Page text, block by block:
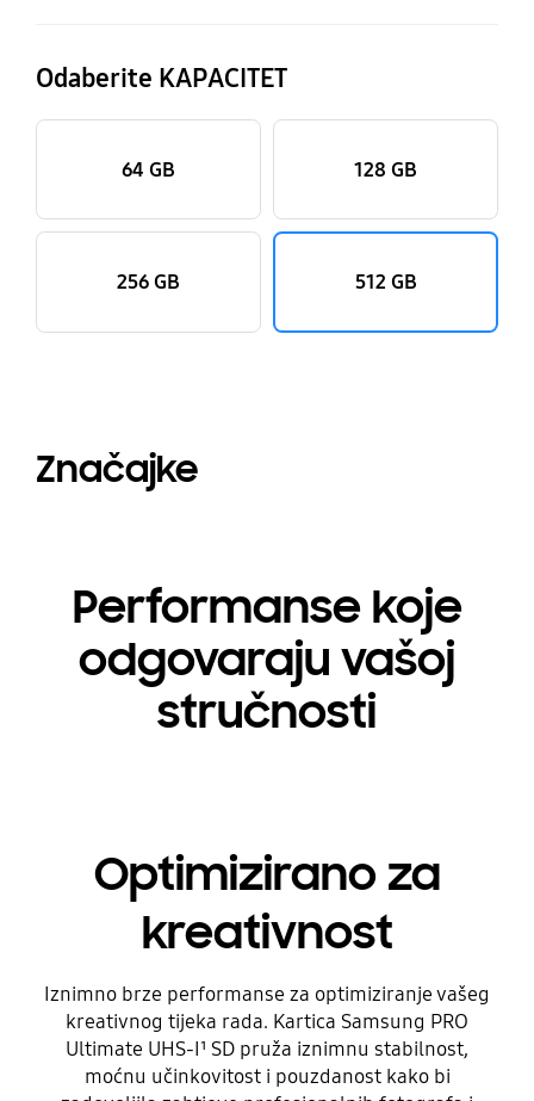
Odaberite KAPACITET
64 GB 128 GB
256 GB 512 GB
Značajke
Performanse koje
odgovaraju vašoj
stručnosti
Optimizirano za
kreativnost
Iznimno brze performanse za optimiziranje vašeg
kreativnog tijeka rada. Kartica Samsung PRO
Ultimate UHS-I¹ SD pruža iznimnu stabilnost,
moćnu učinkovitost i pouzdanost kako bi